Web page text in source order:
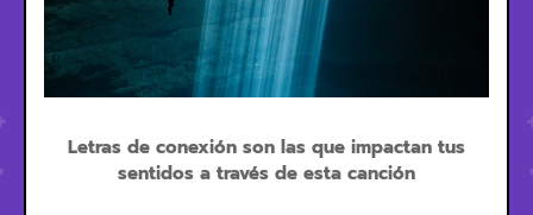
Letras de conexión son las que impactan tus
sentidos a través de esta canción